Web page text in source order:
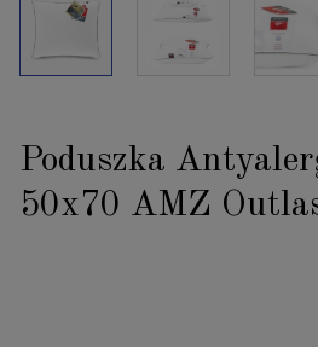
Poduszka
50x70 AMZ